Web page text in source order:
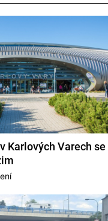
Karlových Varech se